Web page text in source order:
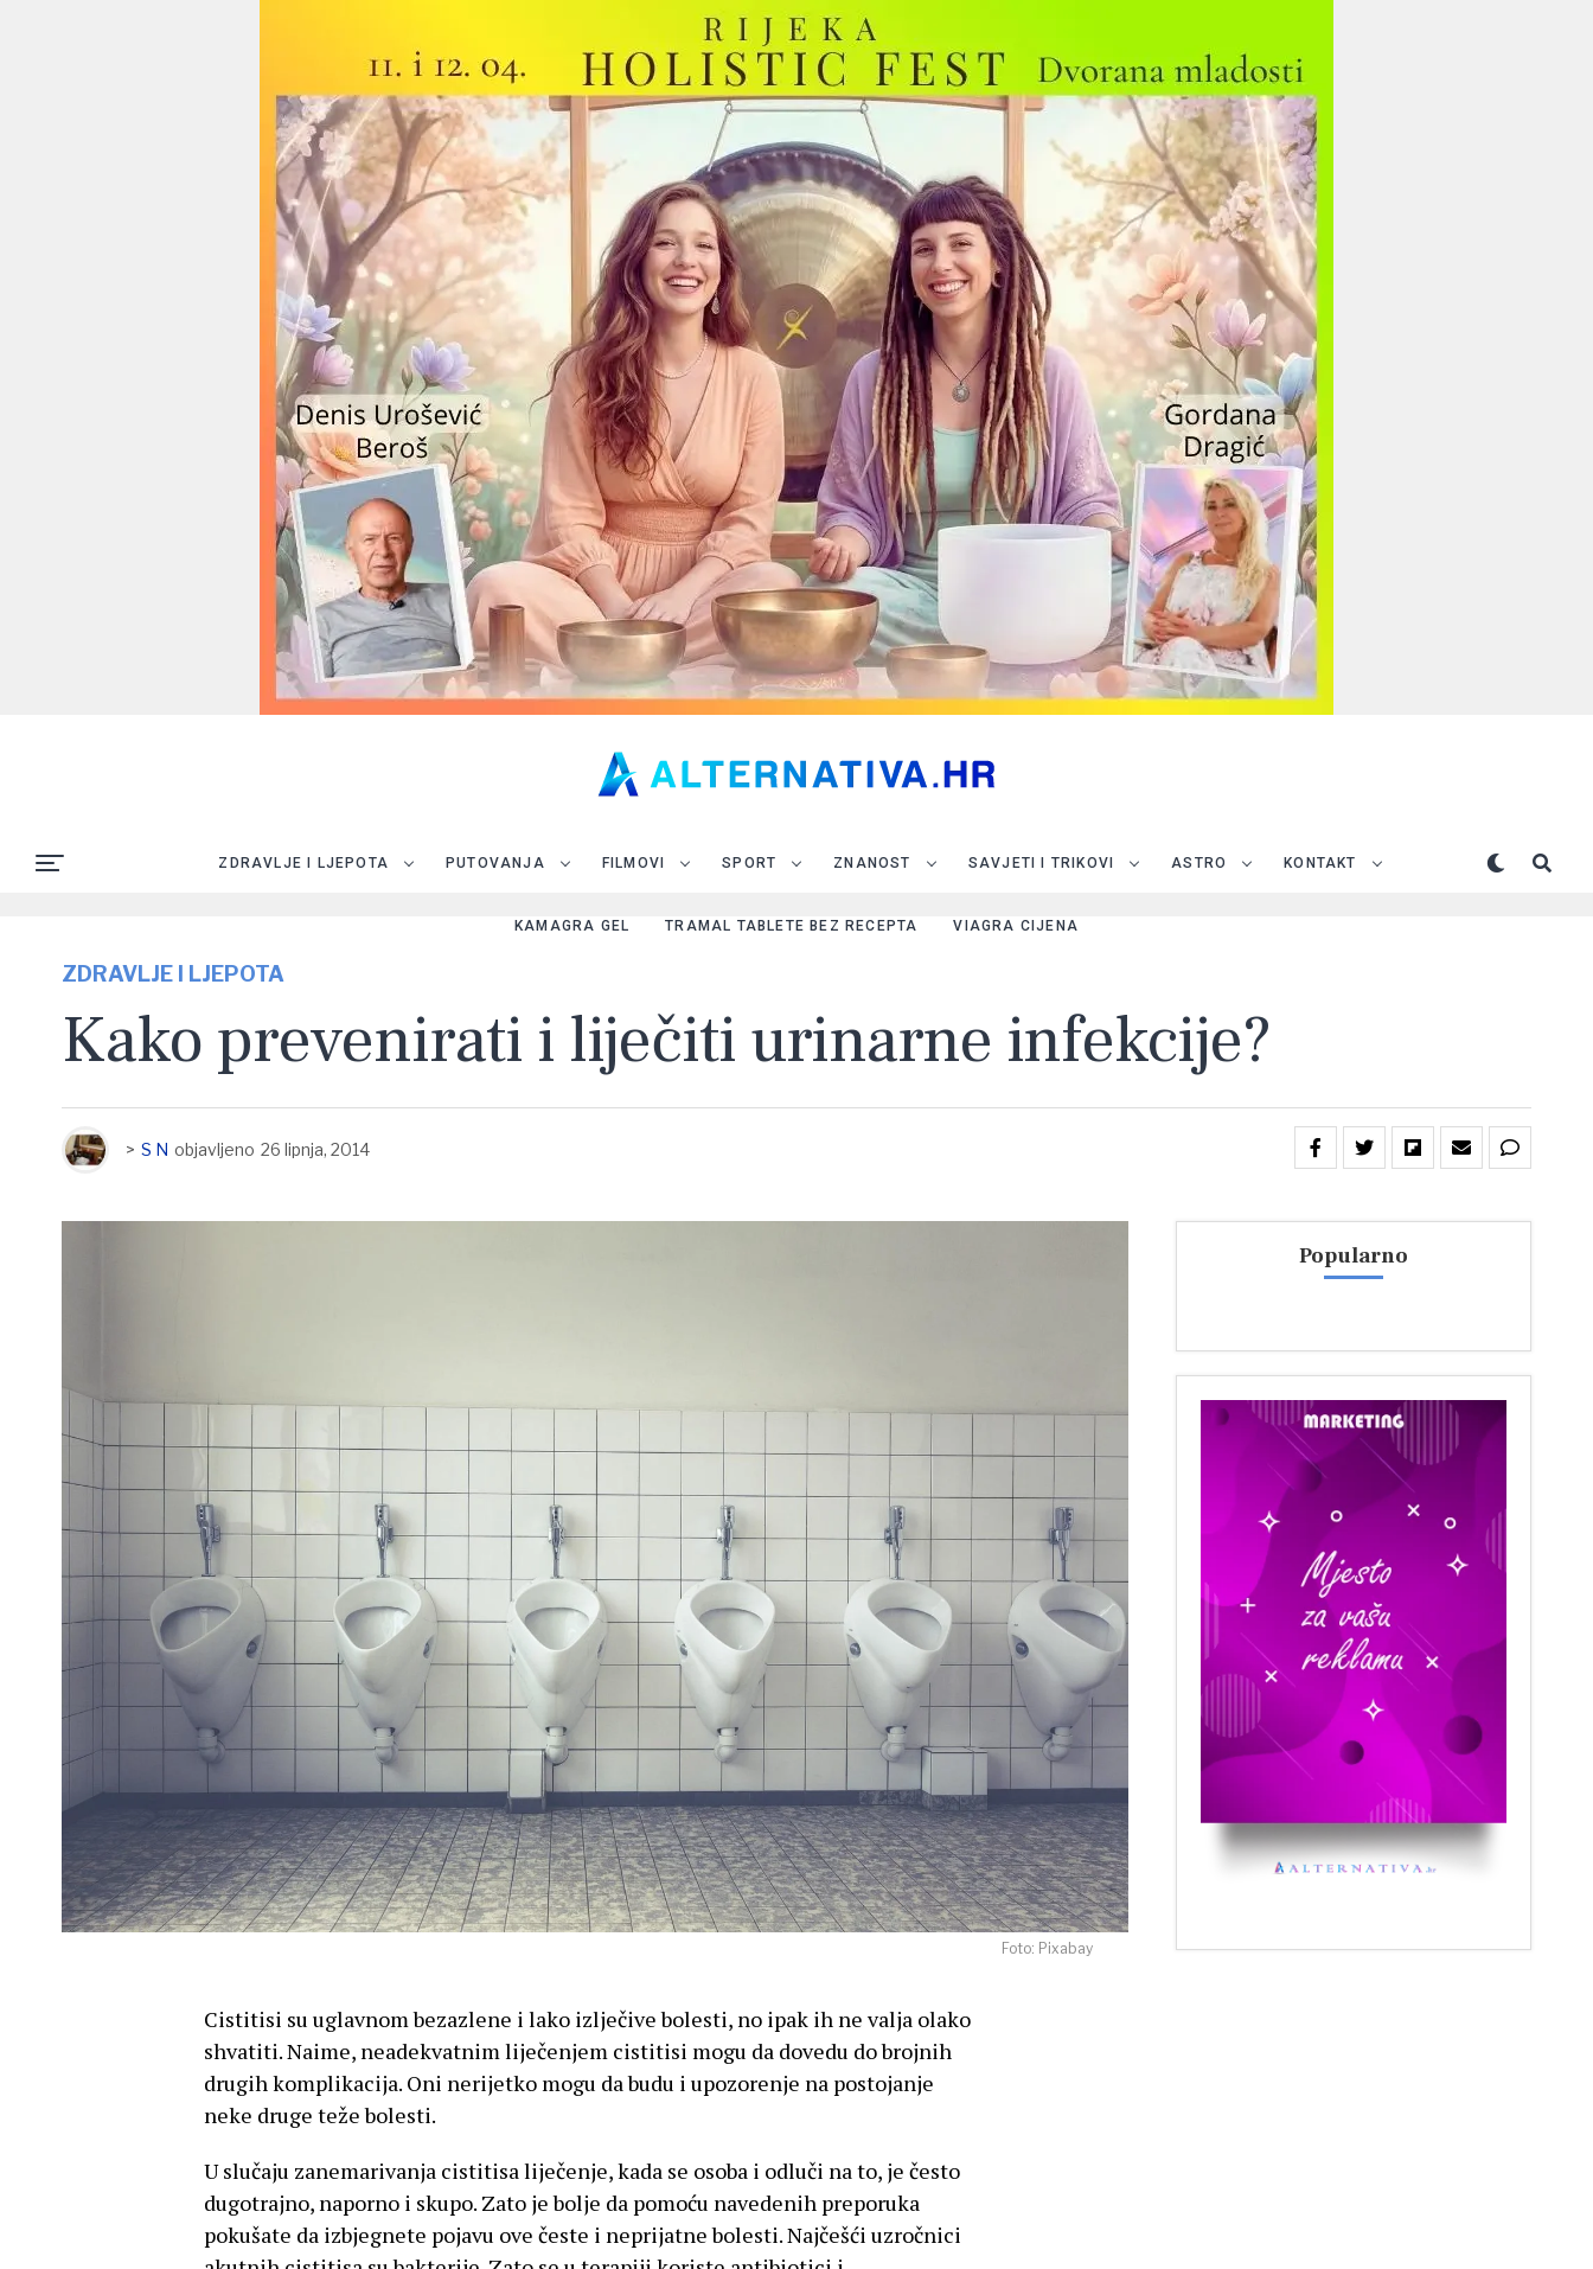
ZDRAVLJE I LJEPOTA PUTOVANJA FILMOVI SPORT ZNANOST SAVJETI I TRIKOVI ASTRO KONTAKT
KAMAGRA GEL TRAMAL TABLETE BEZ RECEPTA VIAGRA CIJENA
ZDRAVLJE I LJEPOTA
Kako prevenirati i liječiti urinarne infekcije?
> S N objavljeno 26 lipnja, 2014
Foto: Pixabay
Cistitisi su uglavnom bezazlene i lako izlječive bolesti, no ipak ih ne valja olako
shvatiti. Naime, neadekvatnim liječenjem cistitisi mogu da dovedu do brojnih
drugih komplikacija. Oni nerijetko mogu da budu i upozorenje na postojanje
neke druge teže bolesti.
U slučaju zanemarivanja cistitisa liječenje, kada se osoba i odluči na to, je često
dugotrajno, naporno i skupo. Zato je bolje da pomoću navedenih preporuka
pokušate da izbjegnete pojavu ove česte i neprijatne bolesti. Najčešći uzročnici
Popularno